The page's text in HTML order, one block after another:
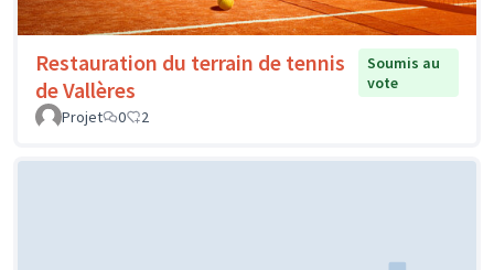
Restauration du terrain de tennis
de Vallères
Soumis au
vote
Projet
0 2